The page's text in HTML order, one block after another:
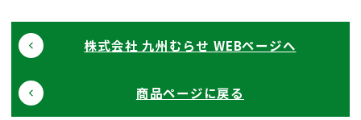
株式会社 九州むらせ WEBページへ
商品ページに戻る